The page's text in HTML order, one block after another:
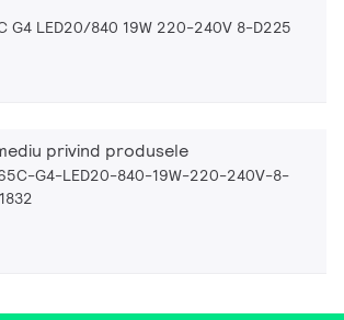
G4 LED20/840 19W 220-240V 8-D225
privind produsele
G4-LED20-840-19W-220-240V-8-